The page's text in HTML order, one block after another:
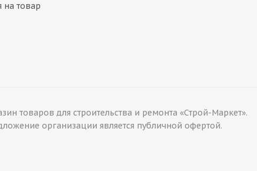
на товар
товаров для строительства и ремонта «Строй-Маркет».
организации является публичной офертой.